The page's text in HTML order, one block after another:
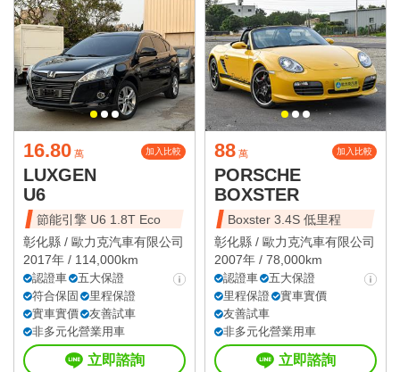
16.80 萬 加入比較
LUXGEN
U6
節能引擎 U6 1.8T Eco
彰化縣 / 歐力克汽車有限公司
2017年 / 114,000km
認證車
五大保證
符合保固
里程保證
實車實價
友善試車
非多元化營業用車
立即諮詢
88 萬 加入比較
PORSCHE
BOXSTER
Boxster 3.4S 低里程
彰化縣 / 歐力克汽車有限公司
2007年 / 78,000km
認證車
五大保證
里程保證
實車實價
友善試車
非多元化營業用車
立即諮詢